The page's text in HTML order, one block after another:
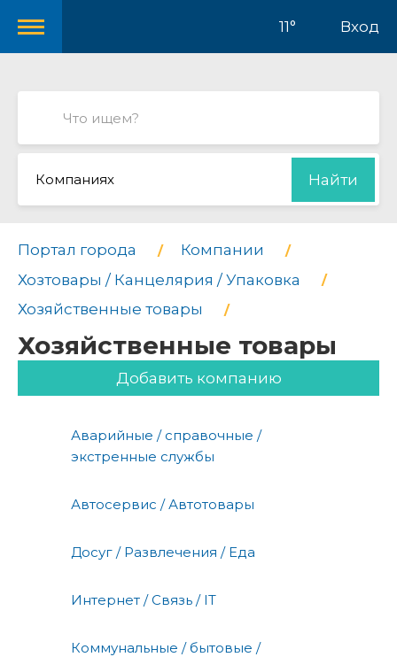
11° Вход
Компаниях Найти
Портал города
Компании
Хозтовары / Канцелярия / Упаковка
Хозяйственные товары
Хозяйственные товары
Добавить компанию
Аварийные / справочные /
экстренные службы
Автосервис / Автотовары
Досуг / Развлечения / Еда
Интернет / Связь / IT
Коммунальные / бытовые /